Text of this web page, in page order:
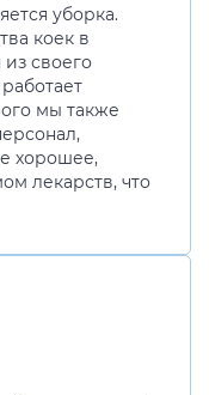
уборка.
коек в
своего
мы также
хорошее,
лекарств, что